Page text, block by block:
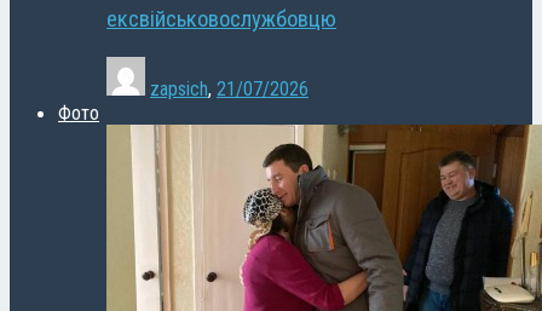
ексвійськовослужбовцю
zapsich, 21/07/2026
Фото